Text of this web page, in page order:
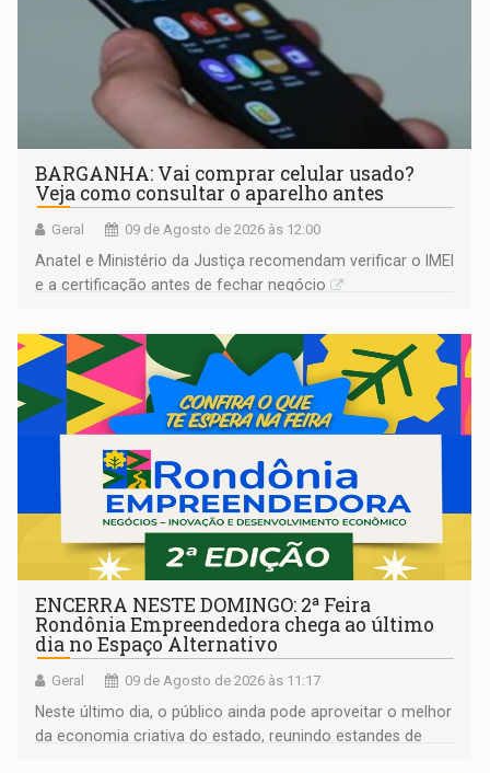
BARGANHA: Vai comprar celular usado?
Veja como consultar o aparelho antes
Geral 09 de Agosto de 2026 às 12:00
Anatel e Ministério da Justiça recomendam verificar o IMEI
e a certificação antes de fechar negócio
ENCERRA NESTE DOMINGO: 2ª Feira
Rondônia Empreendedora chega ao último
dia no Espaço Alternativo
Geral 09 de Agosto de 2026 às 11:17
Neste último dia, o público ainda pode aproveitar o melhor
da economia criativa do estado, reunindo estandes de